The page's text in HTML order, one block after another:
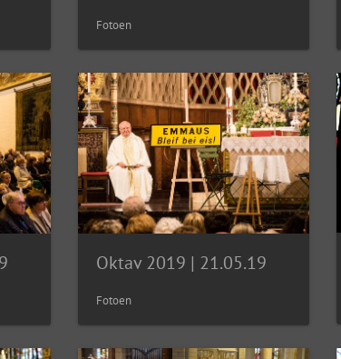
Fotoen
Oktav 2019 | 21.05.19
Fotoen